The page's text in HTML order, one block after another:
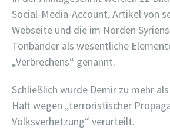
Social-Media-Account, Artikel von
Webseite und die im Norden
Tonbänder als wesentliche
„Verbrechens“ genannt.
Schließlich wurde Demir zu mehr
Haft wegen „terroristischer
Volksverhetzung“ verurteilt.